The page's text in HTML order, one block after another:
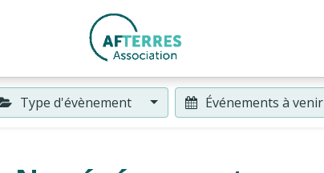
Type d'évènement Événements à venir